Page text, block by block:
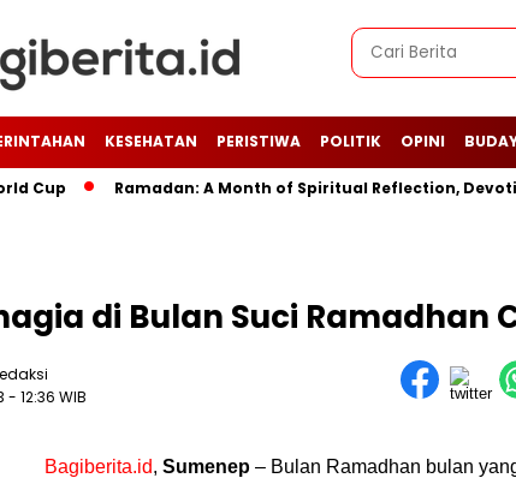
KESEHATAN PERISTIWA POLITIK OPINI
Ramadan: A Month of Spiritual Reflection,
di Bulan Suci Ramadhan
- 12:36 WIB
Bagiberita.id, Sumenep – Bulan Ramadhan bulan